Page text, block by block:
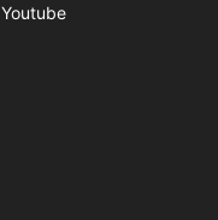
Youtube